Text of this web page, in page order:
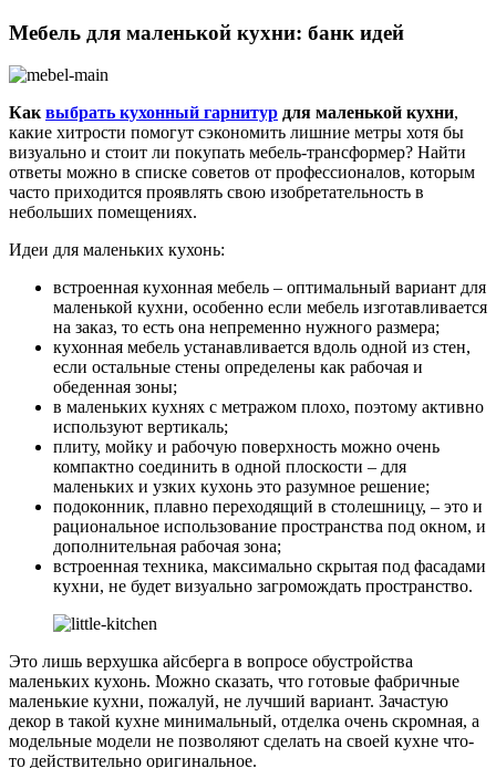
Мебель для маленькой кухни: банк идей
Каквыбрать кухонный гарнитур для маленькой кухни,
какие хитрости помогут сэкономить лишние метры хотя бы
визуально и стоит ли покупать мебель-трансформер? Найти
ответы можно в списке советов от профессионалов, которым
часто приходится проявлять свою изобретательность в
небольших помещениях.
Идеи для маленьких кухонь:
встроенная кухонная мебель – оптимальный вариант для
маленькой кухни, особенно если мебель изготавливается
на заказ, то есть она непременно нужного размера;
кухонная мебель устанавливается вдоль одной из стен,
если остальные стены определены как рабочая и
обеденная зоны;
в маленьких кухнях с метражом плохо, поэтому активно
используют вертикаль;
плиту, мойку и рабочую поверхность можно очень
компактно соединить в одной плоскости – для
маленьких и узких кухонь это разумное решение;
подоконник, плавно переходящий в столешницу, – это и
рациональное использование пространства под окном, и
дополнительная рабочая зона;
встроенная техника, максимально скрытая под фасадами
кухни, не будет визуально загромождать пространство.
Это лишь верхушка айсберга в вопросе обустройства
маленьких кухонь. Можно сказать, что готовые фабричные
маленькие кухни, пожалуй, не лучший вариант. Зачастую
декор в такой кухне минимальный, отделка очень скромная, а
модельные модели не позволяют сделать на своей кухне что-
то действительно оригинальное.